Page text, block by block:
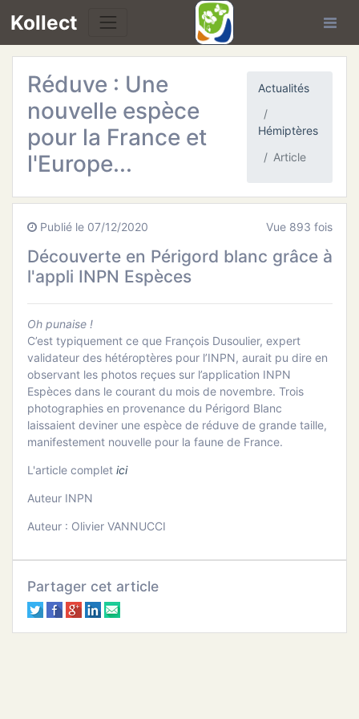
Kollect
Réduve : Une
nouvelle espèce
pour la France et
l'Europe...
Actualités
Hémiptères
Article
Publié le 07/12/2020 Vue 893 fois
Découverte en Périgord blanc grâce à
l'appli INPN Espèces
Oh punaise !
C’est typiquement ce que François Dusoulier, expert
validateur des hétéroptères pour l’INPN, aurait pu dire en
observant les photos reçues sur l’application INPN
Espèces dans le courant du mois de novembre. Trois
photographies en provenance du Périgord Blanc
laissaient deviner une espèce de réduve de grande taille,
manifestement nouvelle pour la faune de France.
L'article complet ici
Auteur INPN
Auteur : Olivier VANNUCCI
Partager cet article